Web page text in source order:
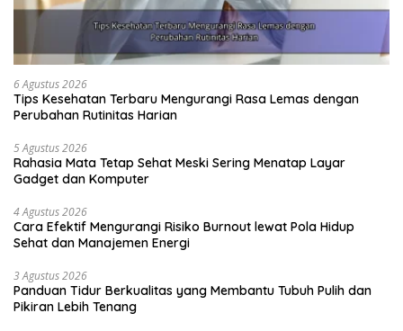
6 Agustus 2026
Tips Kesehatan Terbaru Mengurangi Rasa Lemas dengan
Perubahan Rutinitas Harian
5 Agustus 2026
Rahasia Mata Tetap Sehat Meski Sering Menatap Layar
Gadget dan Komputer
4 Agustus 2026
Cara Efektif Mengurangi Risiko Burnout lewat Pola Hidup
Sehat dan Manajemen Energi
3 Agustus 2026
Panduan Tidur Berkualitas yang Membantu Tubuh Pulih dan
Pikiran Lebih Tenang